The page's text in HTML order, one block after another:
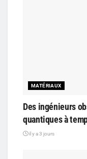
MATÉRIAUX
Des ingénieurs
quantiques à
il y a 3 jours